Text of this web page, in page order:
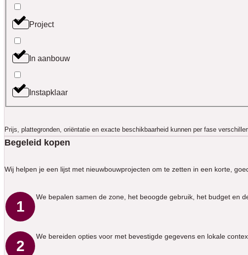
Project
In aanbouw
Instapklaar
Prijs, plattegronden, oriëntatie en exacte beschikbaarheid kunnen per fase
Begeleid kopen
Wij helpen je een lijst met nieuwbouwprojecten om te zetten in een korte,
1
We bepalen samen de zone, het beoogde gebruik, het budget en
2
We bereiden opties voor met bevestigde gegevens en lokale